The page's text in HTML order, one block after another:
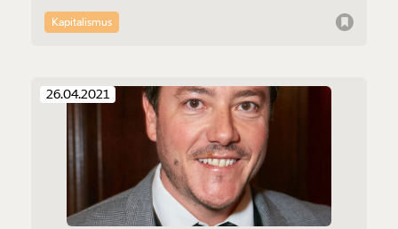
Kennzeichnung als entgeltliche Einschaltung findet sich
dabei aber keine. Neu ist diese Praxis nicht.
Kapitalismus
26.04.2021